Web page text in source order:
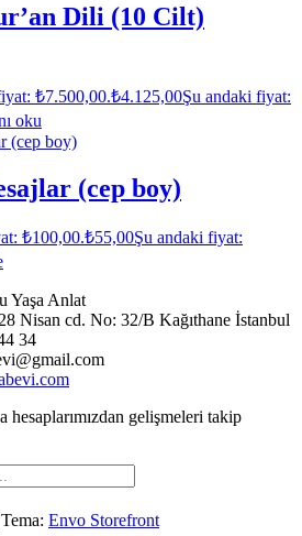
Dili (10 Cilt)
₺7.500,00.₺4.125,00Şu andaki fiyat:
oku
(cep boy)
₺100,00.₺55,00Şu andaki fiyat:
Yaşa Anlat
Nisan cd. No: 32/B Kağıthane İstanbul
34
hesaplarımızdan gelişmeleri takip
Tema: Envo Storefront